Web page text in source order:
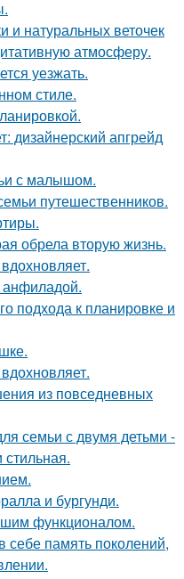
и натуральных веточек
атмосферу.
уезжать.
стиле.
дизайнерский апгрейд
с малышом.
путешественников.
обрела вторую жизнь.
анфиладой.
подхода к планировке и
из повседневных
семьи с двумя детьми -
и бургунди.
функционалом.
память поколений,